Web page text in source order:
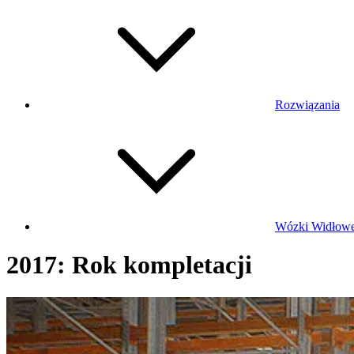
Rozwiązania
Wózki
2017: Rok kompletacji